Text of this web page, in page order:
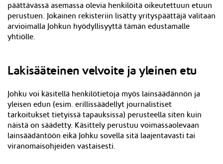
päättävässä asemassa olevia henkilöitä oikeutettuun etuun
perustuen. Jokainen rekisteriin lisätty yrityspäättäjä valitaan
arvioimalla Johkun hyödyllisyyttä tämän edustamalle
yhtiölle.
Lakisääteinen velvoite ja yleinen etu
Johku voi käsitellä henkilötietoja myös lainsäädännön ja
yleisen edun (esim. erillissäädellyt journalistiset
tarkoitukset tietyissä tapauksissa) perusteella siten kuin
näistä on säädetty. Käsittely perustuu voimassaolevaan
lainsäädäntöön eikä Johku sovella sitä laajentavasti tai
viranomaisohjeiden vastaisesti.